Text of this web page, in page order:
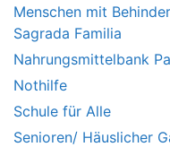
Menschen mit
Sagrada Familia
Nahrungsmittelbank
Nothilfe
Schule für Alle
Senioren/ Häuslicher